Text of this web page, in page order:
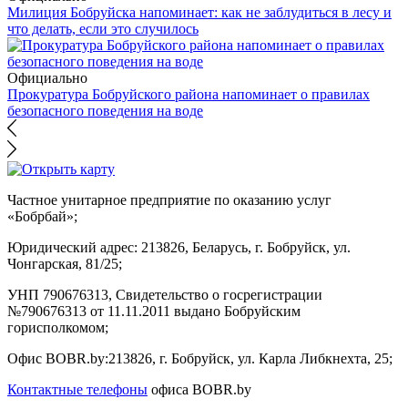
Милиция Бобруйска напоминает: как не заблудиться в лесу и
что делать, если это случилось
Официально
Прокуратура Бобруйского района напоминает о правилах
безопасного поведения на воде
Частное унитарное предприятие по оказанию услуг
«Бобрбай»;
Юридический адрес: 213826, Беларусь, г. Бобруйск, ул.
Чонгарская, 81/25;
УНП 790676313, Свидетельство о госрегистрации
№790676313 от 11.11.2011 выдано Бобруйским
горисполкомом;
Офис BOBR.by:213826, г. Бобруйск, ул. Карла Либкнехта, 25;
Контактные телефоны офиса BOBR.by